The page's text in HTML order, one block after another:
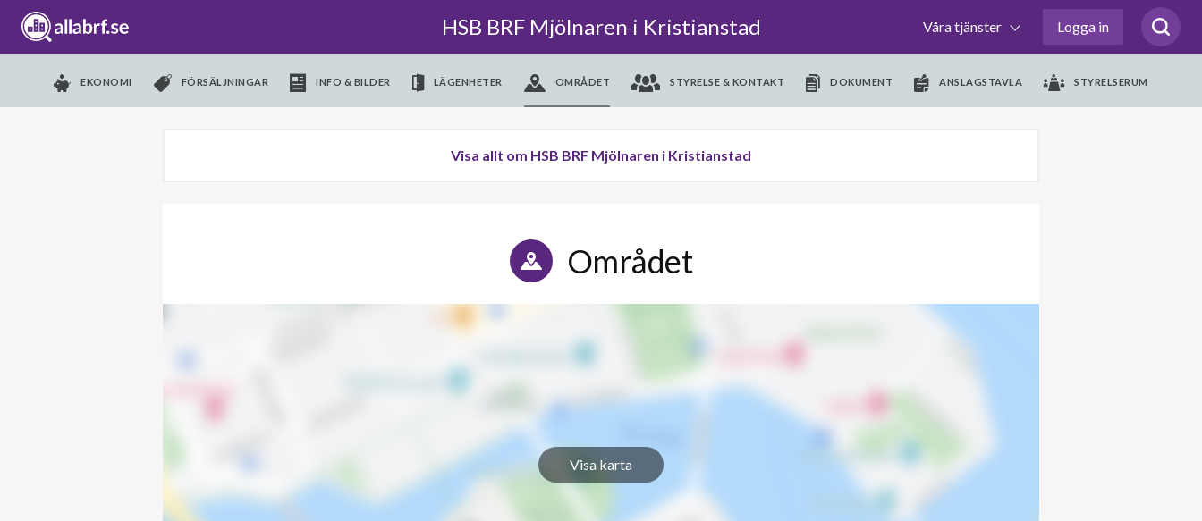
HSB BRF Mjölnaren i Kristianstad Våra tjänster Logga in
EKONOMI FÖRSÄLJNINGAR INFO & BILDER LÄGENHETER OMRÅDET STYRELSE & KONTAKT DOKUMENT ANSLAGSTAVLA STYRELSERUM
Visa allt om HSB BRF Mjölnaren i Kristianstad
Området
Visa karta